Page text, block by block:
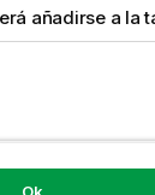
añadirse a la